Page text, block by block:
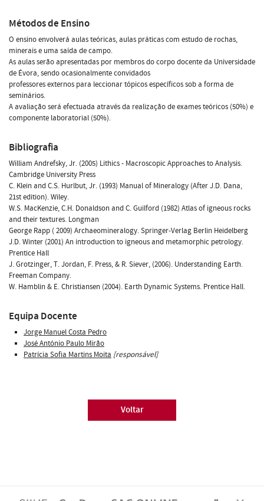
Métodos de Ensino
O ensino envolverá aulas teóricas, aulas práticas com estudo de rochas,
minerais e uma saída de campo.
As aulas serão apresentadas por membros do corpo docente da Universidade
de Évora, sendo ocasionalmente convidados
professores externos para leccionar tópicos específicos sob a forma de
seminários.
A avaliação será efectuada através da realização de exames teóricos (50%) e
componente laboratorial (50%).
Bibliografia
William Andrefsky, Jr. (2005) Lithics - Macroscopic Approaches to Analysis.
Cambridge University Press
C. Klein and C.S. Hurlbut, Jr. (1993) Manual of Mineralogy (After J.D. Dana,
21st edition). Wiley.
W.S. MacKenzie, C.H. Donaldson and C. Guilford (1982) Atlas of igneous rocks
and their textures. Longman
George Rapp ( 2009) Archaeomineralogy. Springer-Verlag Berlin Heidelberg
J.D. Winter (2001) An introduction to igneous and metamorphic petrology.
Prentice Hall
J. Grotzinger, T. Jordan, F. Press, & R. Siever, (2006). Understanding Earth.
Freeman Company.
W. Hamblin & E. Christiansen (2004). Earth Dynamic Systems. Prentice Hall.
Equipa Docente
Jorge Manuel Costa Pedro
José António Paulo Mirão
Patrícia Sofia Martins Moita [responsável]
Voltar